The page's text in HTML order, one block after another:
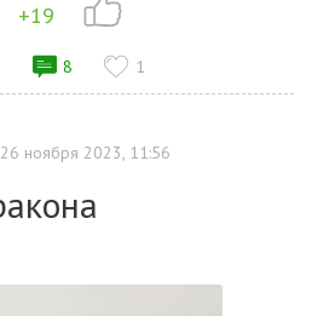
+19
8 1
26 ноября 2023, 11:56